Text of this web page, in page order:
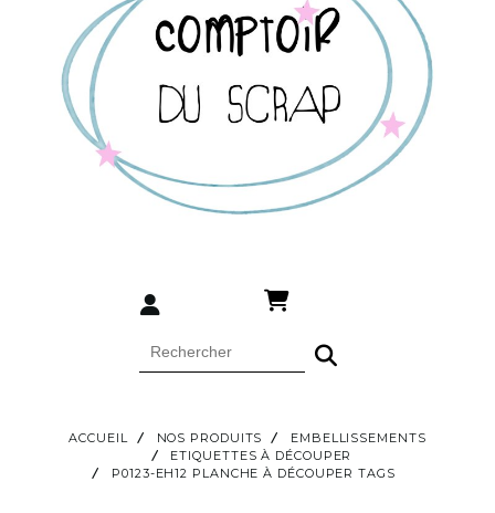
ACCUEIL NOS PRODUITS
EMBELLISSEMENTS
ETIQUETTES À DÉCOUPER
P0123-EH12 PLANCHE À DÉCOUPER TAGS